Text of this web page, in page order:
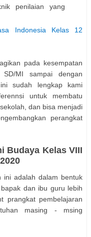
penilaian yang
Indonesia Kelas 12
pada kesempatan
MI sampai dengan
sudah lengkap kami
untuk membatu
dan bisa menjadi
perangkat
Budaya Kelas VIII
ini adalah dalam bentuk
dan ibu guru lebih
prangkat pembelajaran
masing - msing